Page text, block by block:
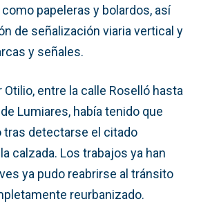
papeleras y bolardos, así
de señalización viaria vertical y
y señales.
Otilio, entre la calle Roselló hasta
Lumiares, había tenido que
tras detectarse el citado
calzada. Los trabajos ya han
ya pudo reabrirse al tránsito
reurbanizado.